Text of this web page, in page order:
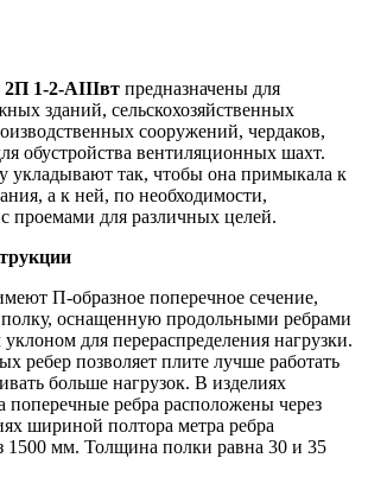
2П 1-2-АIIIвт предназначены для
зданий, сельскохозяйственных
сооружений, чердаков,
обустройства вентиляционных шахт.
укладывают так, чтобы она примыкала к
а к ней, по необходимости,
проемами для различных целей.
П-образное поперечное сечение,
полку, оснащенную продольными ребрами
для перераспределения нагрузки.
ребер позволяет плите лучше работать
больше нагрузок. В изделиях
ребра расположены через
шириной полтора метра ребра
1500 мм. Толщина полки равна 30 и 35